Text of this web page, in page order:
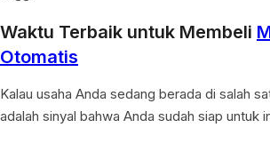
Waktu Terbaik untuk Membeli
Otomatis
Kalau usaha Anda sedang berada di salah
adalah sinyal bahwa Anda sudah siap untuk